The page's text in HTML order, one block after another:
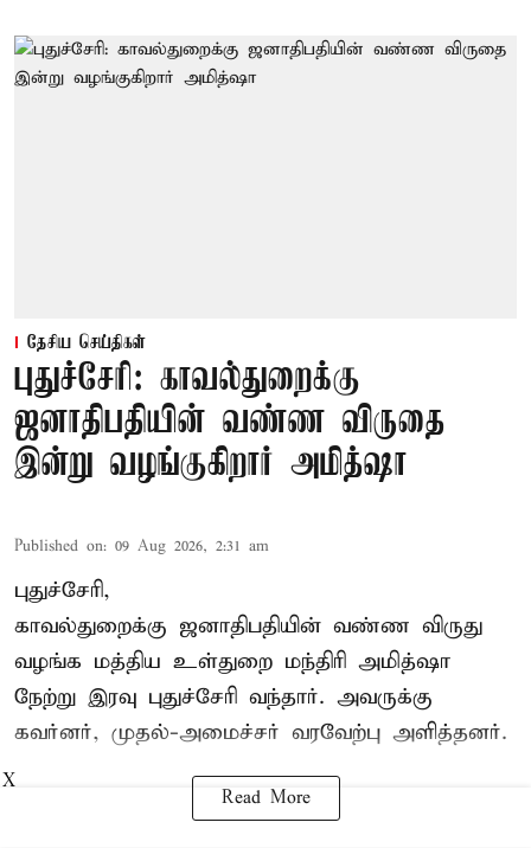
தேசிய செய்திகள்
புதுச்சேரி: காவல்துறைக்கு
ஜனாதிபதியின் வண்ண விருதை
இன்று வழங்குகிறார் அமித்ஷா
Published on: 09 Aug 2026, 2:31 am
புதுச்சேரி,
காவல்துறைக்கு ஜனாதிபதியின் வண்ண விருது
வழங்க மத்திய உள்துறை மந்திரி அமித்ஷா
நேற்று இரவு புதுச்சேரி வந்தார். அவருக்கு
கவர்னர், முதல்-அமைச்சர் வரவேற்பு அளித்தனர்.
Read More
X